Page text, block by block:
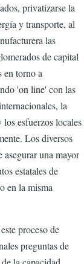
privatizarse la
y transporte, al
las
de capital
en torno a
'on line' con las
la
esfuerzos locales
Los diversos
asegurar una mayor
estatales de
en la misma
proceso de
preguntas de